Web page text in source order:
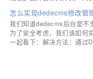
怎么实现dedecms修改管
我们知道dedecms后台是不
为了安全考虑，我们该如何
一起看下：解决方法：通过